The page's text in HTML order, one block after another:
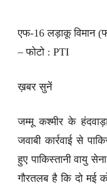
एफ-16 लड़ाकू विमान
– फोटो : PTI
ख़बर सुनें
जम्मू कश्मीर के
जवाबी कार्रवाई से
हुए पाकिस्तानी वायु
गौरतलब है कि दो मई